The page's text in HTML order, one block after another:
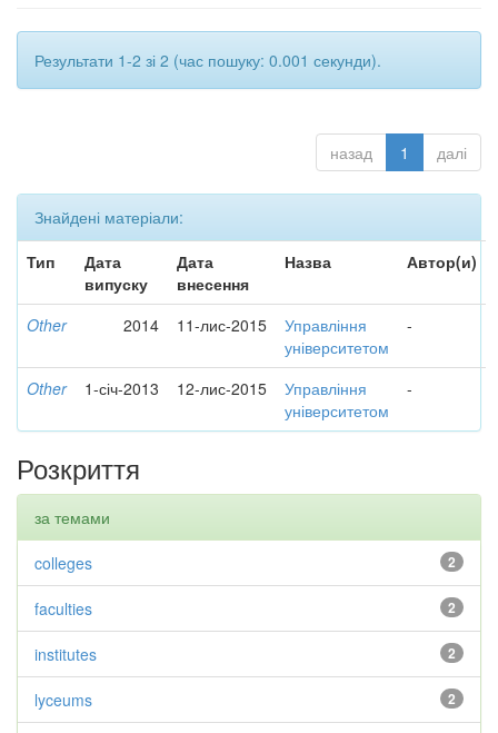
Результати 1-2 зі 2 (час пошуку: 0.001 секунди).
назад 1 далі
Знайдені матеріали:
Тип
Дата
випуску
Дата
внесення
Назва Автор(и)
Other 2014 11-лис-2015
Управління
університетом
-
Other 1-січ-2013 12-лис-2015
Управління
університетом
-
Розкриття
за темами
2
colleges
2
faculties
2
institutes
2
lyceums